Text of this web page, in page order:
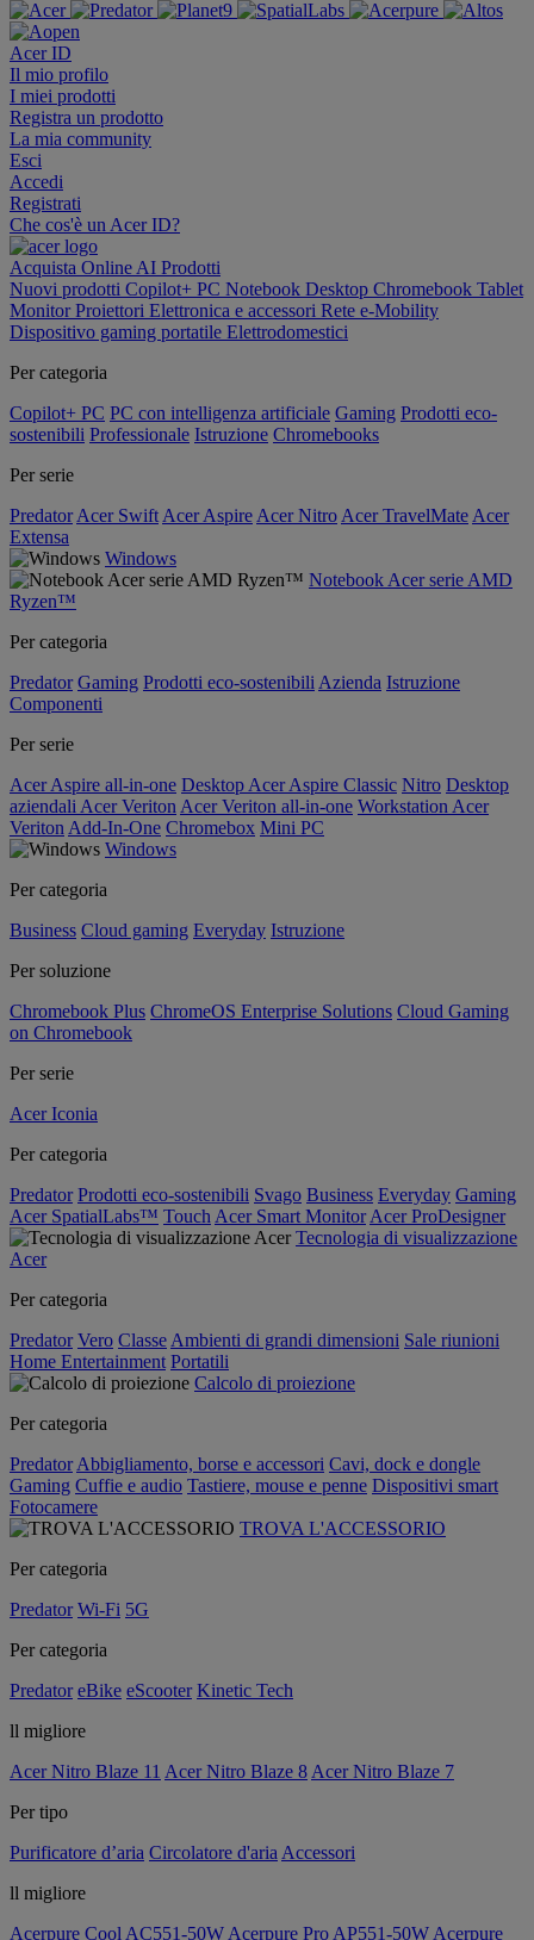
Acer ID
Il mio profilo
I miei prodotti
Registra un prodotto
La mia community
Esci
Accedi
Registrati
Che cos'è un Acer ID?
Acquista Online AI Prodotti
Nuovi prodotti Copilot+ PC Notebook Desktop Chromebook Tablet
MonitorProiettori Elettronica e accessori Rete e-Mobility
Dispositivo gaming portatile Elettrodomestici
Per categoria
Copilot+ PC PC con intelligenza artificiale Gaming Prodotti eco-
sostenibili Professionale Istruzione Chromebooks
Per serie
Predator Acer Swift Acer Aspire Acer Nitro Acer TravelMate Acer
Extensa
Windows
Notebook Acer serie AMD
Ryzen™
Per categoria
Predator Gaming Prodotti eco-sostenibili Azienda Istruzione
Componenti
Per serie
Acer Aspire all-in-one Desktop Acer Aspire Classic Nitro Desktop
aziendali Acer Veriton Acer Veriton all-in-one Workstation Acer
Veriton Add-In-One Chromebox Mini PC
Windows
Per categoria
Business Cloud gaming Everyday Istruzione
Per soluzione
Chromebook Plus ChromeOS Enterprise Solutions Cloud Gaming
on Chromebook
Per serie
Acer Iconia
Per categoria
Predator Prodotti eco-sostenibili Svago Business Everyday Gaming
Acer SpatialLabs™ Touch Acer Smart Monitor Acer ProDesigner
Tecnologia di visualizzazione
Acer
Per categoria
Predator Vero Classe Ambienti di grandi dimensioni Sale riunioni
Home Entertainment Portatili
Calcolo di proiezione
Per categoria
Predator Abbigliamento, borse e accessori Cavi, dock e dongle
Gaming Cuffie e audio Tastiere, mouse e penne Dispositivi smart
Fotocamere
TROVA L'ACCESSORIO
Per categoria
Predator Wi-Fi 5G
Per categoria
Predator eBike eScooter Kinetic Tech
ll migliore
Acer Nitro Blaze 11 Acer Nitro Blaze 8 Acer Nitro Blaze 7
Per tipo
Purificatore d’aria Circolatore d'aria Accessori
ll migliore
Acerpure Cool AC551-50W Acerpure Pro AP551-50W Acerpure